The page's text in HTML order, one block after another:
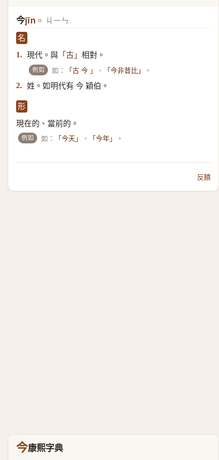
今jīn ㄐㄧㄣ
名
1. 現代。與 「古」 相對。
例如 如： 「古 今 」 、 「今非昔比」 。
2. 姓。如明代有 今 穎伯。
形
現在的、當前的。
例如 如： 「今天」 、 「今年」 。
反饋
今康熙字典